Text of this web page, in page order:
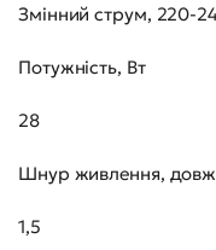
Змінний струм, 220-
Потужність, Вт
28
Шнур живлення,
1,5